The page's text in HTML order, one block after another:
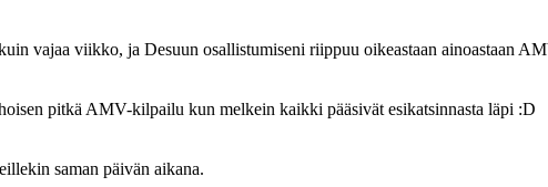
vajaa viikko, ja Desuun osallistumiseni riippuu oikeastaan ainoastaan
pitkä AMV-kilpailu kun melkein kaikki pääsivät esikatsinnasta läpi :D
saman päivän aikana.